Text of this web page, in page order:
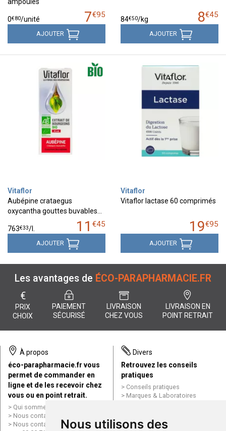
Nous utilisons des
7€95
0€80/unité
AJOUTER
8€45
84€50/kg
AJOUTER
Vitaflor
Aubépine crataegus
oxycantha gouttes buvables…
11 €45
763€33/
AJOUTER
Vitaflor
Vitaflor lactase 60 comprimés
19€95
AJOUTER
Les avantages de ÉCO-PARAPHARMACIE.FR
€
PRIX
CHOIX
PAIEMENT
SÉCURISÉ
LIVRAISON
CHEZ VOUS
LIVRAISON EN
POINT RETRAIT
À propos
éco-parapharmacie.fr vous
permet de commander en
ligne et de les recevoir chez
vous ou en point retrait.
Qui sommes nous ?
Nous contacter par e-mail
Nous contacter par téléphone
Divers
Retrouvez les conseils
pratiques
Conseils pratiques
Marques & Laboratoires
Mentions légales